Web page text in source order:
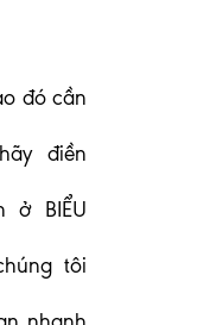
đó cần
điền
ở BIỂU
tôi